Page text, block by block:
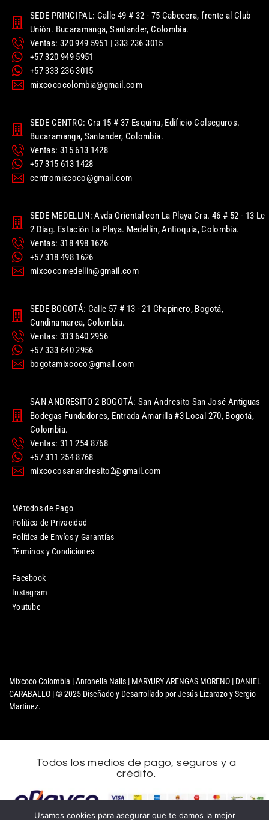
SEDE PRINCIPAL: Calle 49 # 32 - 75 Cabecera, frente al Club
Unión. Bucaramanga, Santander, Colombia.
Ventas: 320 949 5951 | 333 236 3015
+57 320 949 5951
+57 333 236 3015
mixcococolombia@gmail.com
SEDE CENTRO: Cra 15 # 37 Esquina, Edificio Colseguros.
Bucaramanga, Santander, Colombia.
Ventas: 315 613 1428
+57 315 613 1428
centromixcoco@gmail.com
SEDE MEDELLIN: Avda Oriental con La Playa Cra. 46 # 52 - 13 Lc
2 Diag. Estación La Playa. Medellín, Antioquia, Colombia.
Ventas: 318 498 1626
+57 318 498 1626
mixcocomedellin@gmail.com
SEDE BOGOTÁ: Calle 57 # 13 - 21 Chapinero, Bogotá,
Cundinamarca, Colombia.
Ventas: 333 640 2956
+57 333 640 2956
bogotamixcoco@gmail.com
SAN ANDRESITO 2 BOGOTÁ: San Andresito San José Antiguas
Bodegas Fundadores, Entrada Amarilla #3 Local 270, Bogotá,
Colombia.
Ventas: 311 254 8768
+57 311 254 8768
mixcocosanandresito2@gmail.com
Métodos de Pago
Política de Privacidad
Política de Envíos y Garantías
Términos y Condiciones
Facebook
Instagram
Youtube
Mixcoco Colombia | Antonella Nails | MARYURY ARENGAS MORENO | DANIEL
CARABALLO | © 2025 Diseñado y Desarrollado por Jesús Lizarazo y Sergio
Martínez.
Todos los medios de pago, seguros y a
crédito.
Usamos cookies para asegurar que te damos la mejor